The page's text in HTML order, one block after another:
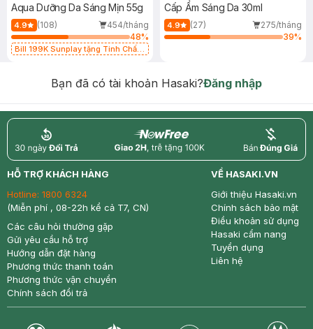
Aqua Dưỡng Da Sáng Mịn 55g
4.9 (108)
454/tháng
48%
Bill 199K Sunplay tặng Tinh Chất
Cấp Ẩm Sáng Da 30ml
4.9 (27)
275/tháng
39%
Bạn đã có tài khoản Hasaki?Đăng nhập
return nowfree price
HỖ TRỢ KHÁCH HÀNG
Hotline: 1800 6324
(Miễn phí , 08-22h kể cả T7, CN)
Các câu hỏi thường gặp
Gửi yêu cầu hỗ trợ
Hướng dẫn đặt hàng
Phương thức thanh toán
Phương thức vận chuyển
Chính sách đổi trả
VỀ HASAKI.VN
Giới thiệu Hasaki.vn
Chính sách bảo mật
Điều khoản sử dụng
Hasaki cẩm nang
Tuyển dụng
Liên hệ